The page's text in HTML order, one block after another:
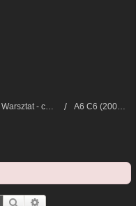
Warsztat - czyli zrób to sam A6 C6 (2004-2011)
Szukaj